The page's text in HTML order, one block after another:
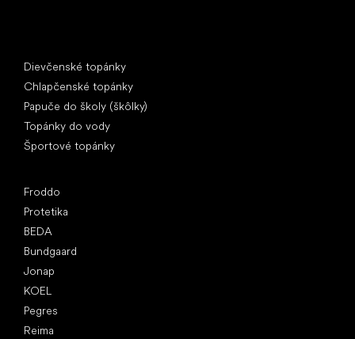
Dievčenské topánky
Chlapčenské topánky
Papuče do školy (škôlky)
Topánky do vody
Športové topánky
Froddo
Protetika
BEDA
Bundgaard
Jonap
KOEL
Pegres
Reima